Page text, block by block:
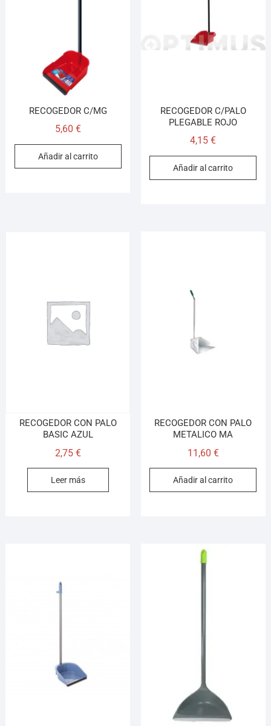
RECOGEDOR C/MG
5,60 €
Añadir al carrito
RECOGEDOR C/PALO
PLEGABLE ROJO
4,15€
Añadir al carrito
RECOGEDOR CON PALO
BASIC AZUL
2,75 €
Leer más
RECOGEDOR CON PALO
METALICO MA
11,60 €
Añadir al carrito